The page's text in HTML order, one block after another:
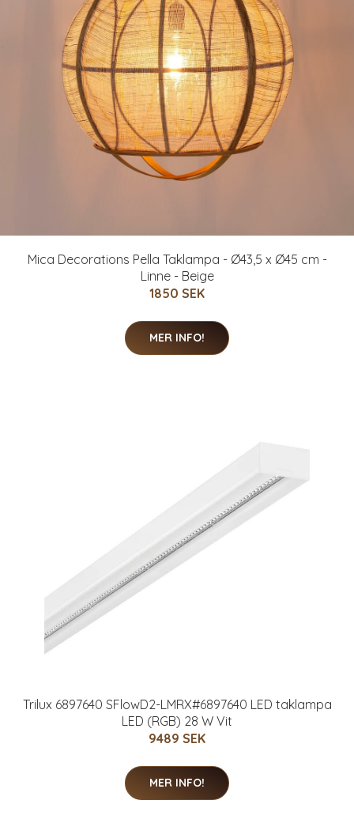
Mica Decorations Pella Taklampa - Ø43,5 x Ø45 cm -
Linne - Beige
1850 SEK
MER INFO!
Trilux 6897640 SFlowD2-LMRX#6897640 LED taklampa
LED (RGB) 28 W Vit
9489 SEK
MER INFO!